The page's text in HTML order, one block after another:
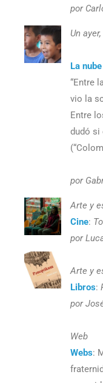
por
Un
La
“Entre
vio la
Entre
dudó si
por
Arte y
Cine:
por
Arte y
Libros:
por
Web
Webs: